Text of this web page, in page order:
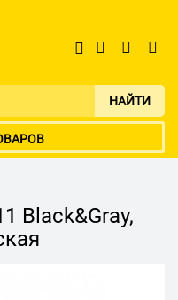
НАЙТИ
Black&Gray,